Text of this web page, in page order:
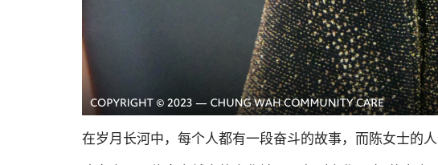
在岁月长河中，每个人都有一段奋斗的故事，而陈女士的